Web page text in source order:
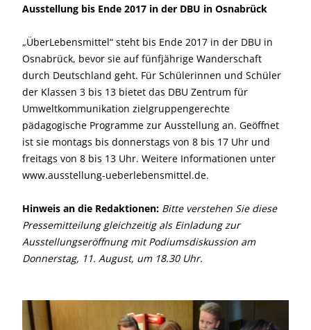
Ausstellung bis Ende 2017 in der DBU in Osnabrück
„ÜberLebensmittel“ steht bis Ende 2017 in der DBU in
Osnabrück, bevor sie auf fünfjährige Wanderschaft
durch Deutschland geht. Für Schülerinnen und Schüler
der Klassen 3 bis 13 bietet das DBU Zentrum für
Umweltkommunikation zielgruppengerechte
pädagogische Programme zur Ausstellung an. Geöffnet
ist sie montags bis donnerstags von 8 bis 17 Uhr und
freitags von 8 bis 13 Uhr. Weitere Informationen unter
www.ausstellung-ueberlebensmittel.de.
Hinweis an die Redaktionen: Bitte verstehen Sie diese
Pressemitteilung gleichzeitig als Einladung zur
Ausstellungseröffnung mit Podiumsdiskussion am
Donnerstag, 11. August, um 18.30 Uhr.